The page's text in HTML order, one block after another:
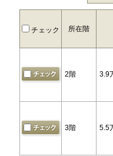
チェック 所在階
2階 3.9
3階 5.5